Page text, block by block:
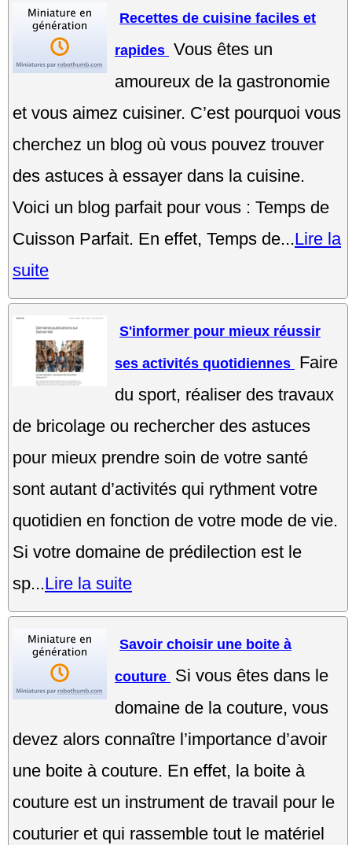
Recettes de cuisine faciles et
rapides Vous êtes un
amoureux de la gastronomie
et vous aimez cuisiner. C’est pourquoi vous
cherchez un blog où vous pouvez trouver
des astuces à essayer dans la cuisine.
Voici un blog parfait pour vous : Temps de
Cuisson Parfait. En effet, Temps de...Lire la
suite
S'informer pour mieux réussir
ses activités quotidiennes Faire
du sport, réaliser des travaux
de bricolage ou rechercher des astuces
pour mieux prendre soin de votre santé
sont autant d’activités qui rythment votre
quotidien en fonction de votre mode de vie.
Si votre domaine de prédilection est le
sp...Lire la suite
Savoir choisir une boite à
couture Si vous êtes dans le
domaine de la couture, vous
devez alors connaître l’importance d’avoir
une boite à couture. En effet, la boite à
couture est un instrument de travail pour le
couturier et qui rassemble tout le matériel